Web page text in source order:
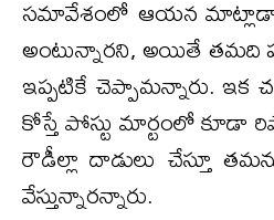
సమావేశంలో ఆయ‌న
అంటున్నార‌ని, అయితే త‌మ‌ది
ఇప్ప‌టికే చెప్పామ‌న్నారు. ఇక
కోస్తే పోస్టు మార్టంలో కూడా
రౌడీల్లా దాడులు చేస్తూ
వేస్తున్నార‌న్నారు.